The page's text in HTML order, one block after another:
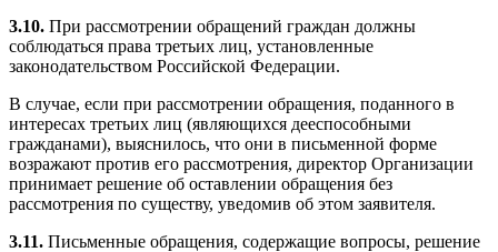
3.10. При рассмотрении обращений граждан должны
соблюдаться права третьих лиц, установленные
законодательством Российской Федерации.
В случае, если при рассмотрении обращения, поданного в
интересах третьих лиц (являющихся дееспособными
гражданами), выяснилось, что они в письменной форме
возражают против его рассмотрения, директор Организации
принимает решение об оставлении обращения без
рассмотрения по существу, уведомив об этом заявителя.
3.11. Письменные обращения, содержащие вопросы, решение